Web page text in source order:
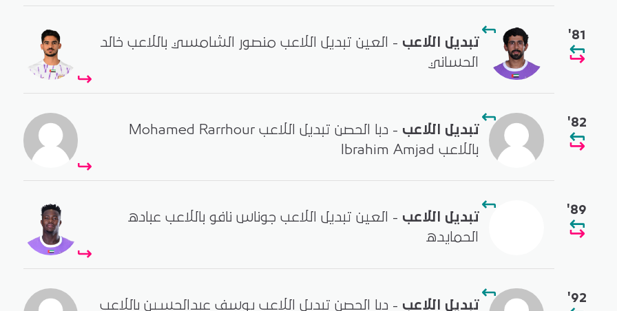
'81
تبديل اللاعب - العين تبديل اللاعب منصور الشامسي باللاعب خالد
الحساني
'82
تبديل اللاعب
- دبا الحصن تبديل اللاعب Mohamed Rarrhour
باللاعب Ibrahim Amjad
'89
تبديل اللاعب - العين تبديل اللاعب جوناس نافو باللاعب عباده
الحمايده
'92
تبديل اللاعب - دبا الحصن تبديل اللاعب يوسف عبدالحسين باللاعب